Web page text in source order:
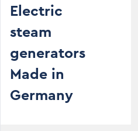
Electric
steam
generators
Made in
Germany